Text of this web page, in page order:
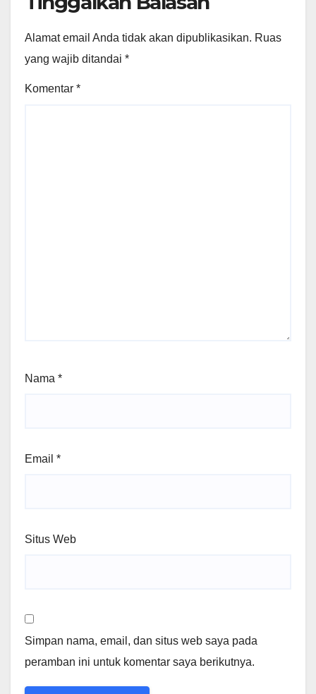
Alamat email Anda tidak akan dipublikasikan. Ruas
yang wajib ditandai *
Komentar *
Nama *
Email *
Situs Web
Simpan nama, email, dan situs web saya pada
peramban ini untuk komentar saya berikutnya.